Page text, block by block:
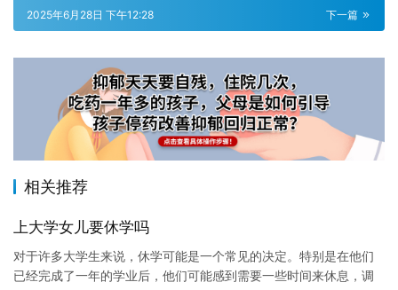
下一篇
2025年6月28日 下午12:28
相关推荐
上大学女儿要休学吗
对于许多大学生来说，休学可能是一个常见的决定。特别是在他们
已经完成了一年的学业后，他们可能感到需要一些时间来休息，调